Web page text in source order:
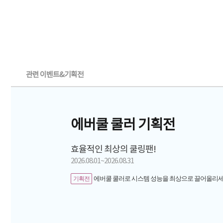
관련 이벤트&기획전
에버쿨 쿨러 기획전
효율적인 최상의 쿨링팬!
2026.08.01~2026.08.31
기획전 에버쿨 쿨러로 시스템 성능을 최상으로 끌어올리